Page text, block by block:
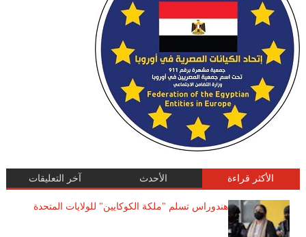
الأكثر قراءة الأحدث آخر التعليقات
هندوراس تسلم "ملكة الكوكايين" للولايات المتحدة